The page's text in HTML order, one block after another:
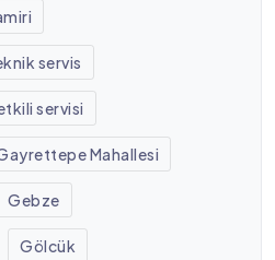
servis
servisi
Mahallesi
Gebze
Gölcük